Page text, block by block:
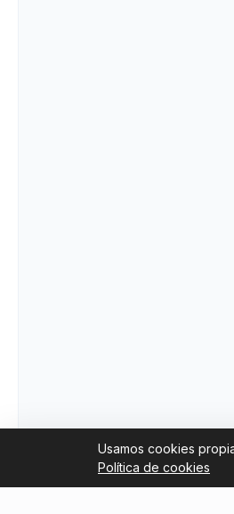
Usamos cookies
Política de cookies